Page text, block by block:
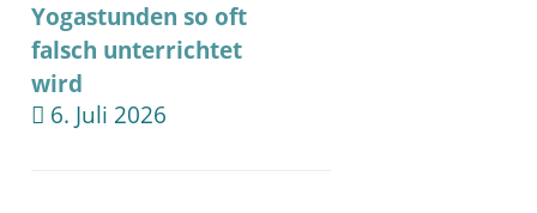
Yogastunden so oft
falsch unterrichtet
wird
6. Juli 2026